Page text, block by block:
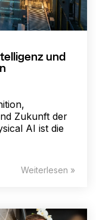
und
Zukunft der
AI ist die
Weiterlesen »